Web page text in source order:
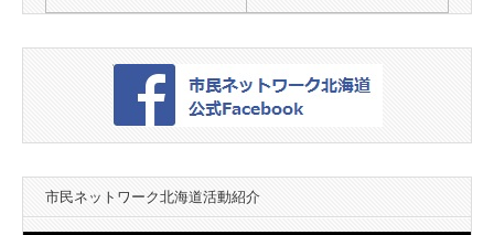
市民ネットワーク北海道活動紹介